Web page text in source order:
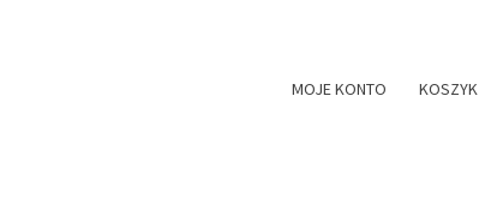
MOJE KONTO KOSZYK